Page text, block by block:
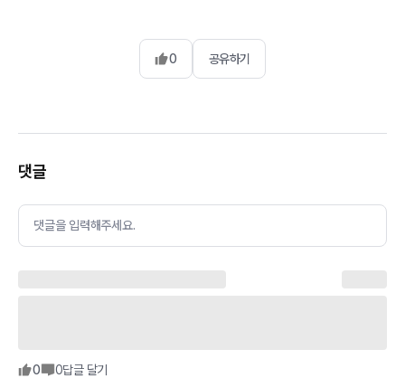
0 공유하기
댓글
댓글을 입력해주세요.
0 0답글 달기